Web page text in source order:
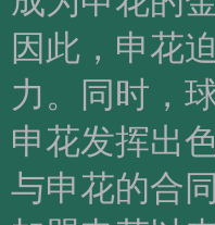
因此，申花
力。同时，
申花发挥出
与申花的合